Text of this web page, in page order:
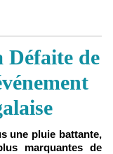
Défaite de
une pluie battante,
marquantes de